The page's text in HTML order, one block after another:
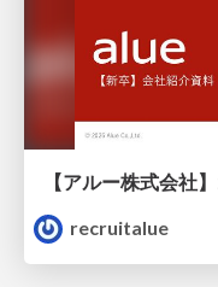
recruitalue